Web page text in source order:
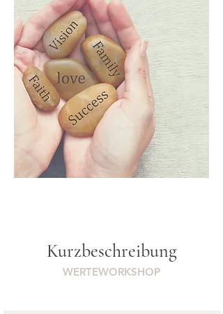
Kurzbeschreibung
WERTEWORKSHOP